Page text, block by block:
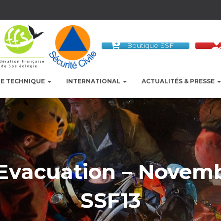
Boutique SSF
TECHNIQUE INTERNATIONAL ACTUALITÉS & PRESSE
–
SSF13